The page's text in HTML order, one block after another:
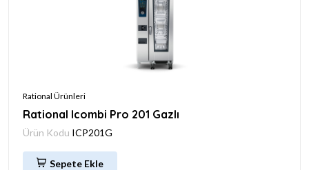
Rational Ürünleri
Rational Icombi Pro 201 Gazlı
Ürün Kodu ICP201G
Sepete Ekle